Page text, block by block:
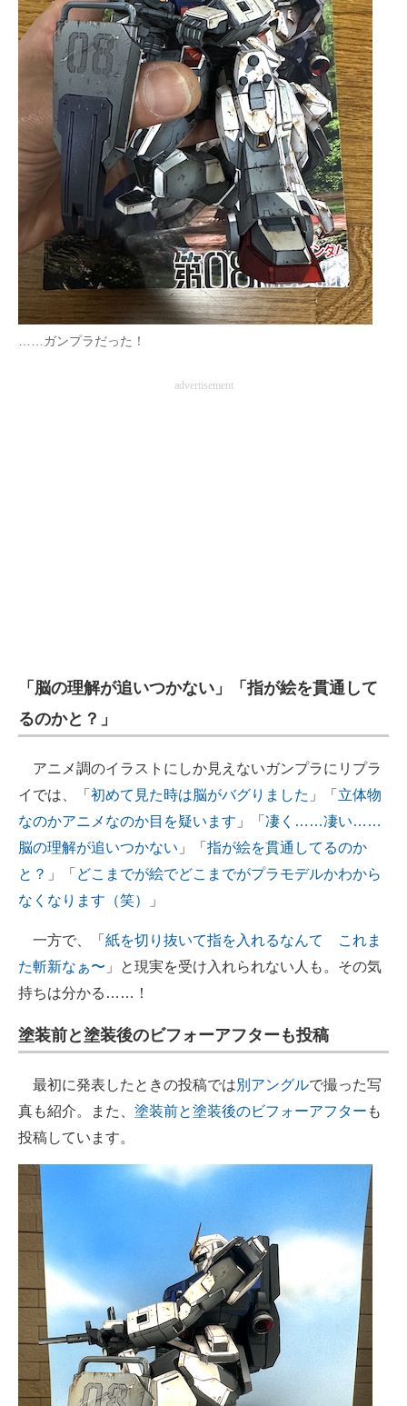
……ガンプラだった！
advertisement
「脳の理解が追いつかない」「指が絵を貫通して
るのかと？」
アニメ調のイラストにしか見えないガンプラにリプラ
イでは、「 初めて見た時は脳がバグりました 」「 立体物
なのかアニメなのか目を疑います 」「 凄く……凄い……
脳の理解が追いつかない 」「 指が絵を貫通してるのか
と？ 」「 どこまでが絵でどこまでがプラモデルかわから
なくなります（笑）
」
一方で、「 紙を切り抜いて指を入れるなんて これま
た斬新なぁ〜 」と現実を受け入れられない人も。その気
持ちは分かる……！
塗装前と塗装後のビフォーアフターも投稿
最初に発表したときの投稿では別アングルで撮った写
真も紹介。また、 塗装前と塗装後のビフォーアフター も
投稿しています。